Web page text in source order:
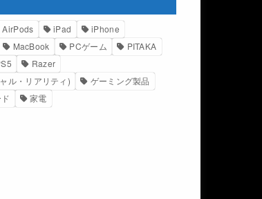
AirPods iPad
iPhone
MacBook PCゲーム
PITAKA
Razer
ル・リアリティ)
ゲーミング製品
家電